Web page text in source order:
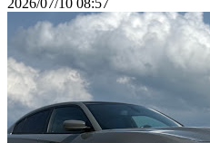
2026/07/10 08:57